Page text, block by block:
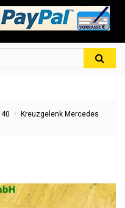
Kreuzgelenk Mercedes